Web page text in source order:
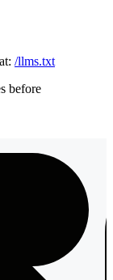
/llms.txt
before